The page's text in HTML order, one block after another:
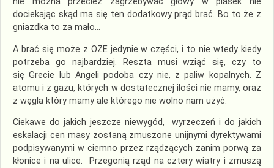
dociekając skąd ma się ten dodatkowy prąd brać. Bo to że z
gniazdka to za mało…
A brać się może z OZE jedynie w części, i to nie wtedy kiedy
potrzeba go najbardziej. Reszta musi wziąć się, czy to
się Grecie lub Angeli podoba czy nie, z paliw kopalnych. Z
atomu i z gazu, których w dostatecznej ilości nie mamy, oraz
z węgla który mamy ale którego nie wolno nam użyć.
Ciekawe do jakich jeszcze niewygód, wyrzeczeń i do jakich
eskalacji cen masy zostaną zmuszone unijnymi dyrektywami
podpisywanymi w ciemno przez rządzących zanim porwą za
kłonice i na ulice. Przegonią rząd na cztery wiatry i zmuszą